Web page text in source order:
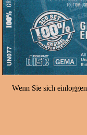
Wenn Sie sich